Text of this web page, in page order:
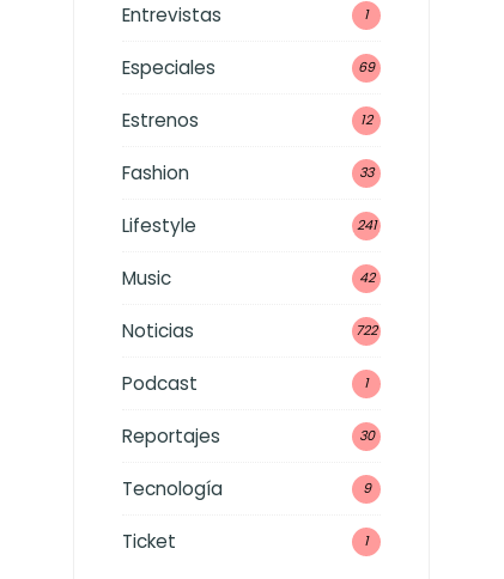
Entrevistas 1
Especiales 69
Estrenos 12
Fashion 33
Lifestyle 241
Music 42
Noticias 722
Podcast 1
Reportajes 30
Tecnología 9
Ticket 1